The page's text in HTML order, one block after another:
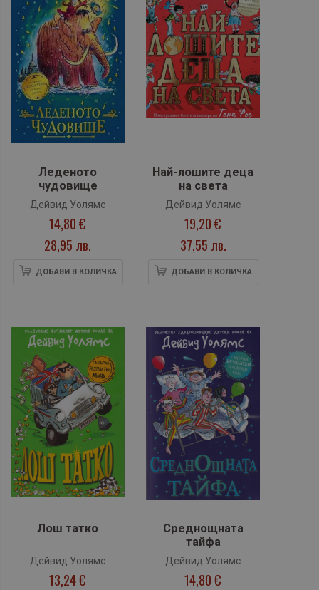
Леденото
чудовище
Дейвид Уолямс
14,80 €
28,95 лв.
ДОБАВИ В КОЛИЧКА
Най-лошите деца
на света
Дейвид Уолямс
19,20 €
37,55 лв.
ДОБАВИ В КОЛИЧКА
Лош татко
Дейвид Уолямс
13,24 €
Среднощната
тайфа
Дейвид Уолямс
14,80 €